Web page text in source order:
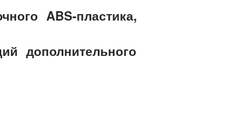
ABS-пластика,
дополнительного